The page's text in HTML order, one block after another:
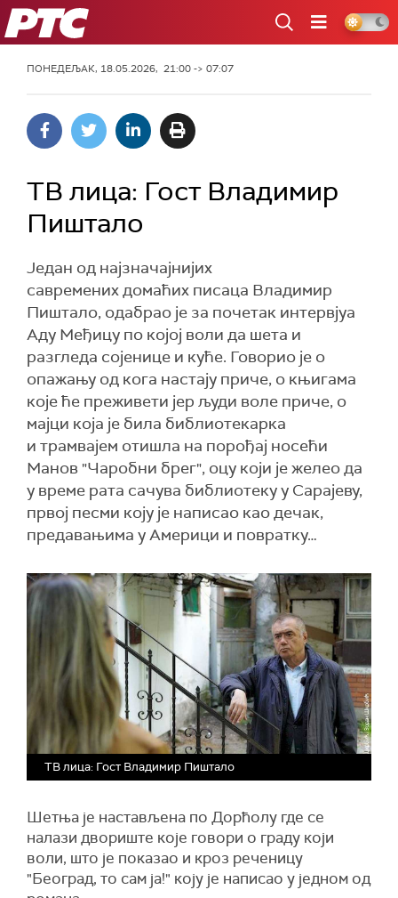
РТС
ПОНЕДЕЉАК, 18.05.2026, 21:00 -> 07:07
ТВ лица: Гост Владимир
Пиштало
Један од најзначајнијих
савремених домаћих писаца Владимир
Пиштало, одабрао је за почетак интервјуа
Аду Међицу по којој воли да шета и
разгледа сојенице и куће. Говорио је о
опажању од кога настају приче, о књигама
које ће преживети јер људи воле приче, о
мајци која је била библиотекарка
и трамвајем отишла на порођај носећи
Манов "Чаробни брег", оцу који је желео да
у време рата сачува библиотеку у Сарајеву,
првој песми коју је написао као дечак,
предавањима у Америци и повратку…
ТВ лица: Гост Владимир Пиштало
Шетња је настављена по Дорћолу где се
налази двориште које говори о граду који
воли, што је показао и кроз реченицу
"Београд, то сам ја!" коју је написао у једном од